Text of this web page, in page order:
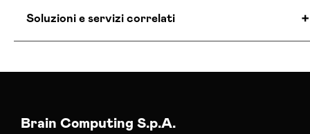
Soluzioni e servizi correlati
Agenzia Google Partner Torino
Brain Computing S.p.A.